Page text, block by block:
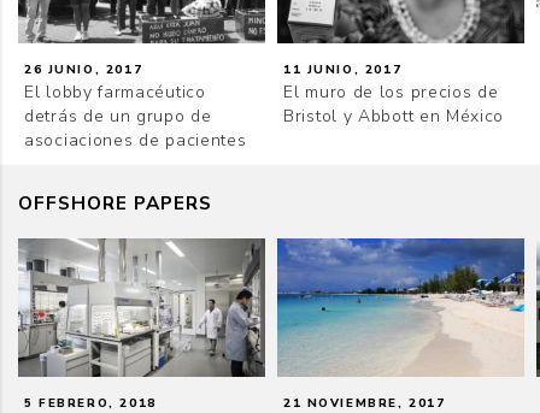
26 JUNIO, 2017
El lobby farmacéutico
detrás de un grupo de
asociaciones de pacientes
11 JUNIO, 2017
El muro de los precios de
Bristol y Abbott en México
OFFSHORE PAPERS
5 FEBRERO, 2018 21 NOVIEMBRE, 2017